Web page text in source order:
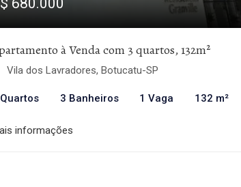
680.000
à Venda com 3 quartos, 132m²
Vila dos Lavradores, Botucatu-SP
3 Banheiros 1 Vaga 132 m²
informações